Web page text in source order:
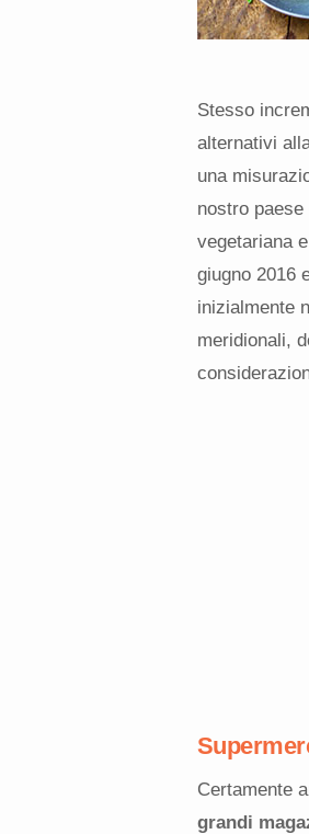
Stesso
alternativi
una
nostro paese
vegetariana
giugno 2016
inizialmente
meridionali,
Certamente
grandi